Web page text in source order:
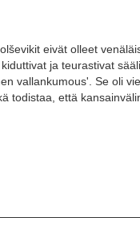
eivät olleet
ja teurastivat
vallankumous'. Se oli
todistaa, että